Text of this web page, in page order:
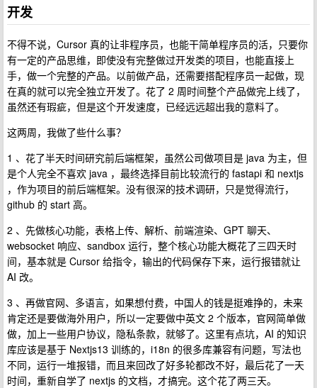
开发
不得不说，Cursor 真的让非程序员，也能干简单程序员的活，只要你
有一定的产品思维，即使没有完整做过开发类的项目，也能直接上
手，做一个完整的产品。以前做产品，还需要搭配程序员一起做，现
在真的就可以完全独立开发了。花了 2 周时间整个产品做完上线了，
虽然还有瑕疵，但是这个开发速度，已经远远超出我的意料了。
这两周，我做了些什么事？
1 、花了半天时间研究前后端框架，虽然公司做项目是 java 为主，但
是个人完全不喜欢 java ，最终选择目前比较流行的 fastapi 和 nextjs
，作为项目的前后端框架。没有很深的技术调研，只是觉得流行，
github 的 start 高。
2 、先做核心功能，表格上传、解析、前端渲染、GPT 聊天、
websocket 响应、sandbox 运行，整个核心功能大概花了三四天时
间，基本就是 Cursor 给指令，输出的代码保存下来，运行报错就让
AI 改。
3 、再做官网、多语言，如果想付费，中国人的钱是挺难挣的，未来
肯定还是要做海外用户，所以一定要做中英文 2 个版本，官网简单做
做，加上一些用户协议，隐私条款，就够了。这里有点坑，AI 的知识
库应该是基于 Nextjs13 训练的，i18n 的很多库兼容有问题，写法也
不同，运行一堆报错，而且来回改了好多轮都改不好，最后花了一天
时间，重新自学了 nextjs 的文档，才搞完。这个花了两三天。